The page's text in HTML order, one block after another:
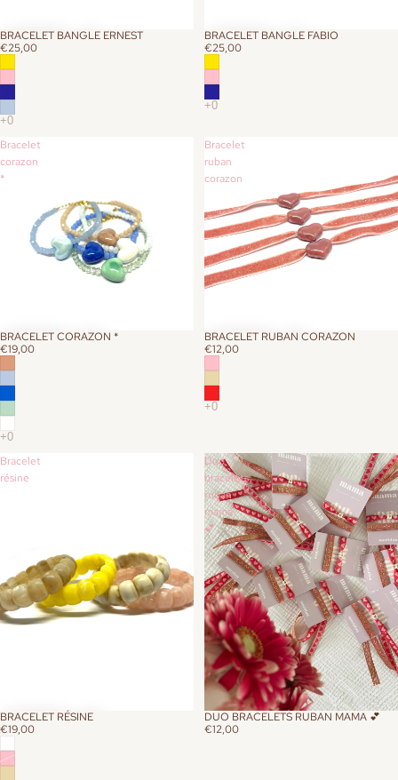
BRACELET BANGLE ERNEST
€25,00
BRACELET BANGLE FABIO
€25,00
Bracelet
corazon
*
BRACELET CORAZON *
€19,00
Bracelet
ruban
corazon
BRACELET RUBAN CORAZON
€12,00
Bracelet
résine
BRACELET RÉSINE
€19,00
Duo
bracelets
ruban
mama
💕
DUO BRACELETS RUBAN MAMA 💕
€12,00